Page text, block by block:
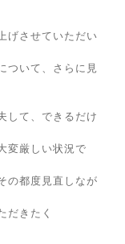
げさせていただい
ついて、さらに見
して、できるだけ
変厳しい状況で
の都度見直しなが
だきたく